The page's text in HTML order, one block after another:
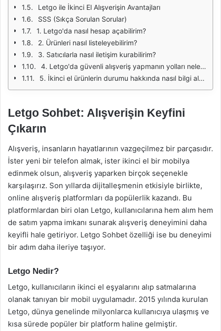
Letgo ile İkinci El Alışverişin Avantajları
SSS (Sıkça Sorulan Sorular)
1. Letgo'da nasıl hesap açabilirim?
2. Ürünleri nasıl listeleyebilirim?
3. Satıcılarla nasıl iletişim kurabilirim?
4. Letgo'da güvenli alışveriş yapmanın yolları nelerdir?
5. İkinci el ürünlerin durumu hakkında nasıl bilgi alabilirim?
Letgo Sohbet: Alışverişin Keyfini
Çıkarın
Alışveriş, insanların hayatlarının vazgeçilmez bir parçasıdır.
İster yeni bir telefon almak, ister ikinci el bir mobilya
edinmek olsun, alışveriş yaparken birçok seçenekle
karşılaşırız. Son yıllarda dijitalleşmenin etkisiyle birlikte,
online alışveriş platformları da popülerlik kazandı. Bu
platformlardan biri olan Letgo, kullanıcılarına hem alım hem
de satım yapma imkanı sunarak alışveriş deneyimini daha
keyifli hale getiriyor. Letgo Sohbet özelliği ise bu deneyimi
bir adım daha ileriye taşıyor.
Letgo Nedir?
Letgo, kullanıcıların ikinci el eşyalarını alıp satmalarına
olanak tanıyan bir mobil uygulamadır. 2015 yılında kurulan
Letgo, dünya genelinde milyonlarca kullanıcıya ulaşmış ve
kısa sürede popüler bir platform haline gelmiştir.